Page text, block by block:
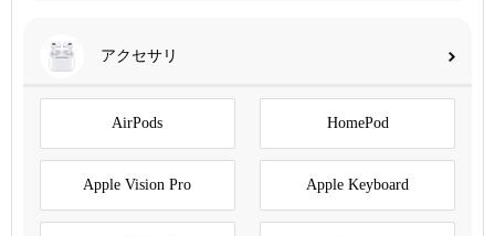
アクセサリ
AirPods HomePod
Apple Vision Pro Apple Keyboard